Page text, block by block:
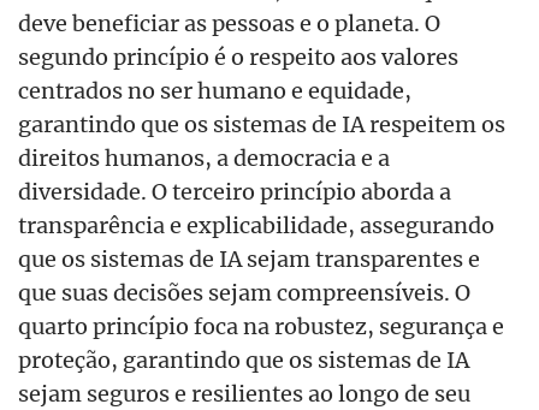
deve beneficiar as pessoas e o planeta. O
segundo princípio é o respeito aos valores
centrados no ser humano e equidade,
garantindo que os sistemas de IA respeitem os
direitos humanos, a democracia e a
diversidade. O terceiro princípio aborda a
transparência e explicabilidade, assegurando
que os sistemas de IA sejam transparentes e
que suas decisões sejam compreensíveis. O
quarto princípio foca na robustez, segurança e
proteção, garantindo que os sistemas de IA
sejam seguros e resilientes ao longo de seu